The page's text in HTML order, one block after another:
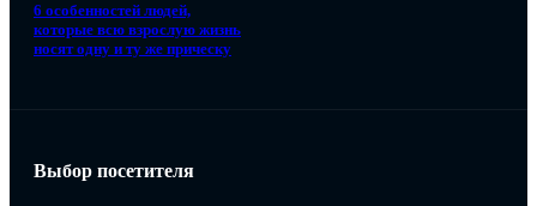
6 особенностей людей,
которые всю взрослую жизнь
носят одну и ту же прическу
Выбор посетителя